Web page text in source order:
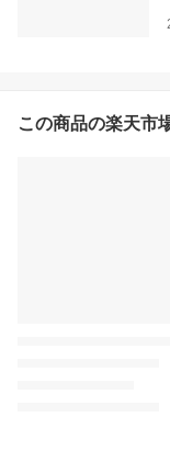
この商品の楽天市